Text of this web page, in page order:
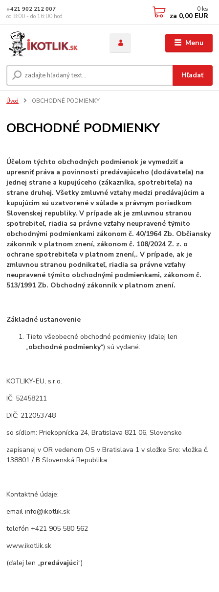
Menu
Hľadať
+421 902 212 007
od 8:00 - do 16:00 hod
0 ks
za 0,00 EUR
Úvod OBCHODNÉ PODMIENKY
OBCHODNÉ PODMIENKY
Účelom týchto obchodných podmienok je vymedziť a
upresniť práva a povinnosti predávajúceho (dodávateľa) na
jednej strane a kupujúceho (zákazníka, spotrebiteľa) na
strane druhej. Všetky zmluvné vzťahy medzi predávajúcim a
kupujúcim sú uzatvorené v súlade s právnym poriadkom
Slovenskej republiky. V prípade ak je zmluvnou stranou
spotrebiteľ, riadia sa právne vzťahy neupravené týmito
obchodnými podmienkami zákonom č. 40/1964 Zb. Občiansky
zákonník v platnom znení, zákonom č. 108/2024 Z. z. o
ochrane spotrebiteľa v platnom znení,. V prípade, ak je
zmluvnou stranou podnikateľ, riadia sa právne vzťahy
neupravené týmito obchodnými podmienkami, zákonom č.
513/1991 Zb. Obchodný zákonník v platnom znení.
Základné ustanovenie
Tieto všeobecné obchodné podmienky (ďalej len
„obchodné podmienky“) sú vydané:
KOTLIKY-EU, s.r.o.
IČ: 52458211
DIČ: 212053748
so sídlom: Priekopnícka 24, Bratislava 821 06, Slovensko
zapísanej v OR vedenom OS v Bratislava 1 v složke Sro: vložka č.
138801 / B Slovenská Republika
Kontaktné údaje:
email info@ikotlik.sk
telefón +421 905 580 562
www.ikotlik.sk
(ďalej len „predávajúci“)